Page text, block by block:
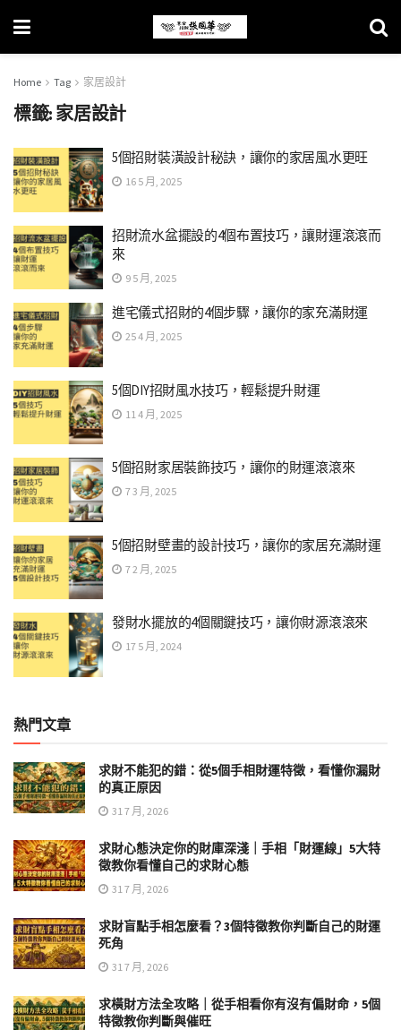
Home Tag 家居設計
標籤: 家居設計
5個招財裝潢設計秘訣，讓你的家居風水更旺
16 5 月, 2025
招財流水盆擺設的4個布置技巧，讓財運滾滾而
來
9 5 月, 2025
進宅儀式招財的4個步驟，讓你的家充滿財運
25 4 月, 2025
5個DIY招財風水技巧，輕鬆提升財運
11 4 月, 2025
5個招財家居裝飾技巧，讓你的財運滾滾來
7 3 月, 2025
5個招財壁畫的設計技巧，讓你的家居充滿財運
7 2 月, 2025
發財水擺放的4個關鍵技巧，讓你財源滾滾來
17 5 月, 2024
熱門文章
求財不能犯的錯：從5個手相財運特徵，看懂你漏財
的真正原因
31 7 月, 2026
求財心態決定你的財庫深淺｜手相「財運線」5大特
徵教你看懂自己的求財心態
31 7 月, 2026
求財盲點手相怎麼看？3個特徵教你判斷自己的財運
死角
31 7 月, 2026
求橫財方法全攻略｜從手相看你有沒有偏財命，5個
特徵教你判斷與催旺